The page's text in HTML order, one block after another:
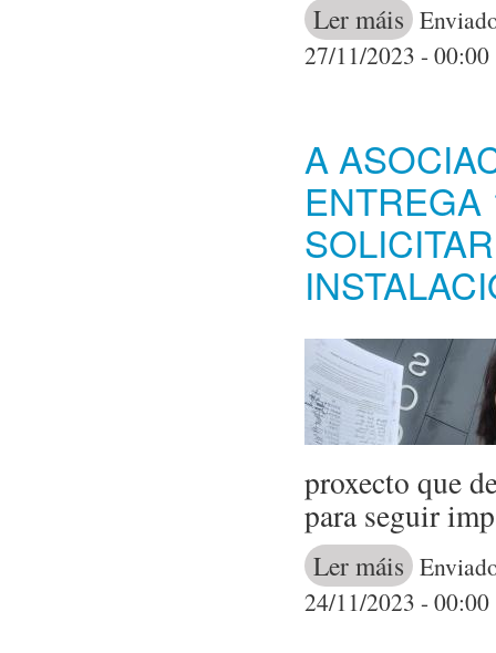
Ler máis acerca de
27/11/2023 - 00:00
A
ENTREGA
proxecto que
para seguir
Ler máis acerca de A
instalacións
24/11/2023 - 00:00